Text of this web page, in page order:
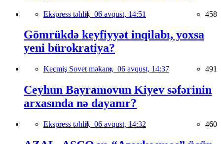
Ekspress təhlil, 06 avqust, 14:51 458
Gömrükdə keyfiyyət inqilabı, yoxsa
yeni bürokratiya?
Keçmiş Sovet məkanı, 06 avqust, 14:37 491
Ceyhun Bayramovun Kiyev səfərinin
arxasında nə dayanır?
Ekspress təhlil, 06 avqust, 14:32 460